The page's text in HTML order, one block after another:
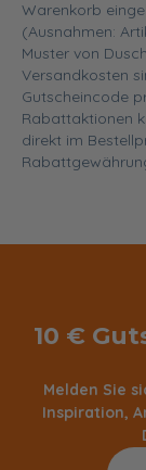
Warenkorb
(Ausnahmen:
Muster von
Versandkosten
Gutscheincode
Rabattaktionen
direkt im
10 €
Melden Sie
Inspiration,